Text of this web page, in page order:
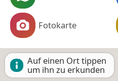
Fotokarte
Auf einen Ort tippen
um ihn zu erkunden